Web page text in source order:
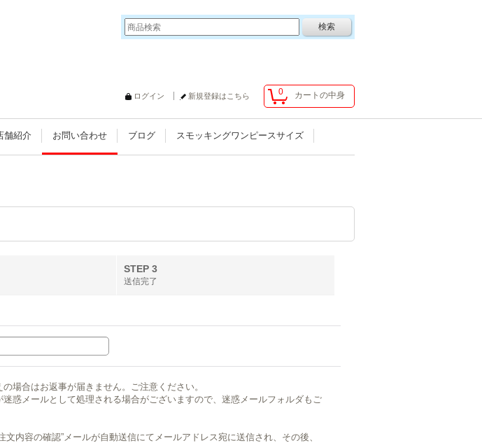
0 カートの中身
ログイン 新規登録はこちら
舗紹介 お問い合わせ ブログ スモッキングワンピースサイズ
STEP 3
送信完了
場合はお返事が届きません。ご注意ください。
迷惑メールとして処理される場合がございますので、迷惑メールフォルダもご
文内容の確認”メールが自動送信にてメールアドレス宛に送信され、その後、